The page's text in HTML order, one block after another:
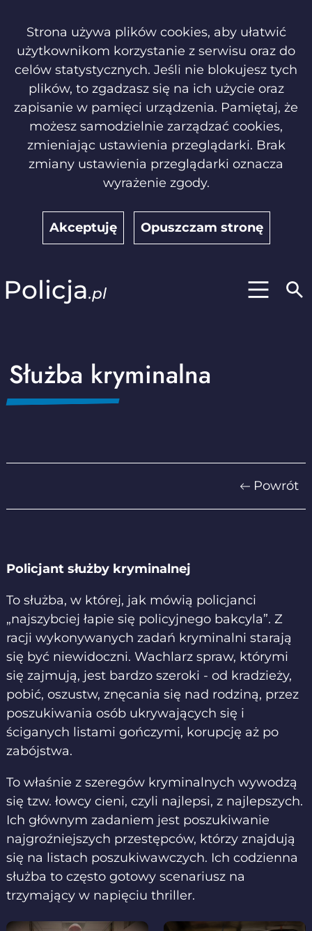
Strona używa plików cookies, aby ułatwić
użytkownikom korzystanie z serwisu oraz do
celów statystycznych. Jeśli nie blokujesz tych
plików, to zgadzasz się na ich użycie oraz
zapisanie w pamięci urządzenia. Pamiętaj, że
możesz samodzielnie zarządzać cookies,
zmieniając ustawienia przeglądarki. Brak
zmiany ustawienia przeglądarki oznacza
wyrażenie zgody.
Akceptuję Opuszczam stronę
Policja.pl
Służba kryminalna
Powrót
Policjant służby kryminalnej
To służba, w której, jak mówią policjanci
„najszybciej łapie się policyjnego bakcyla”. Z
racji wykonywanych zadań kryminalni starają
się być niewidoczni. Wachlarz spraw, którymi
się zajmują, jest bardzo szeroki - od kradzieży,
pobić, oszustw, znęcania się nad rodziną, przez
poszukiwania osób ukrywających się i
ściganych listami gończymi, korupcję aż po
zabójstwa.
To właśnie z szeregów kryminalnych wywodzą
się tzw. łowcy cieni, czyli najlepsi, z najlepszych.
Ich głównym zadaniem jest poszukiwanie
najgroźniejszych przestępców, którzy znajdują
się na listach poszukiwawczych. Ich codzienna
służba to często gotowy scenariusz na
trzymający w napięciu thriller.